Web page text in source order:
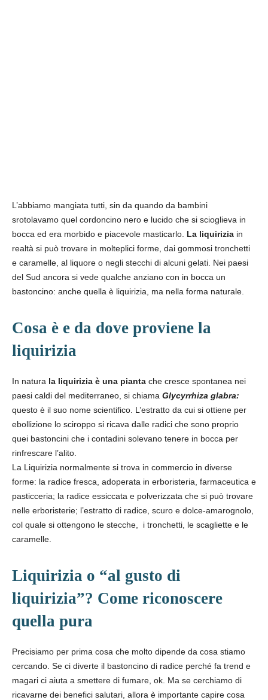
L’abbiamo mangiata tutti, sin da quando da bambini
srotolavamo quel cordoncino nero e lucido che si scioglieva in
bocca ed era morbido e piacevole masticarlo. La liquirizia in
realtà si può trovare in molteplici forme, dai gommosi tronchetti
e caramelle, al liquore o negli stecchi di alcuni gelati. Nei paesi
del Sud ancora si vede qualche anziano con in bocca un
bastoncino: anche quella è liquirizia, ma nella forma naturale.
Cosa è e da dove proviene la
liquirizia
In natura la liquirizia è una pianta che cresce spontanea nei
paesi caldi del mediterraneo, si chiama Glycyrrhiza glabra:
questo è il suo nome scientifico. L’estratto da cui si ottiene per
ebollizione lo sciroppo si ricava dalle radici che sono proprio
quei bastoncini che i contadini solevano tenere in bocca per
rinfrescare l’alito.
La Liquirizia normalmente si trova in commercio in diverse
forme: la radice fresca, adoperata in erboristeria, farmaceutica e
pasticceria; la radice essiccata e polverizzata che si può trovare
nelle erboristerie; l’estratto di radice, scuro e dolce-amarognolo,
col quale si ottengono le stecche, i tronchetti, le scagliette e le
caramelle.
Liquirizia o “al gusto di
liquirizia”? Come riconoscere
quella pura
Precisiamo per prima cosa che molto dipende da cosa stiamo
cercando. Se ci diverte il bastoncino di radice perché fa trend e
magari ci aiuta a smettere di fumare, ok. Ma se cerchiamo di
ricavarne dei benefici salutari, allora è importante capire cosa